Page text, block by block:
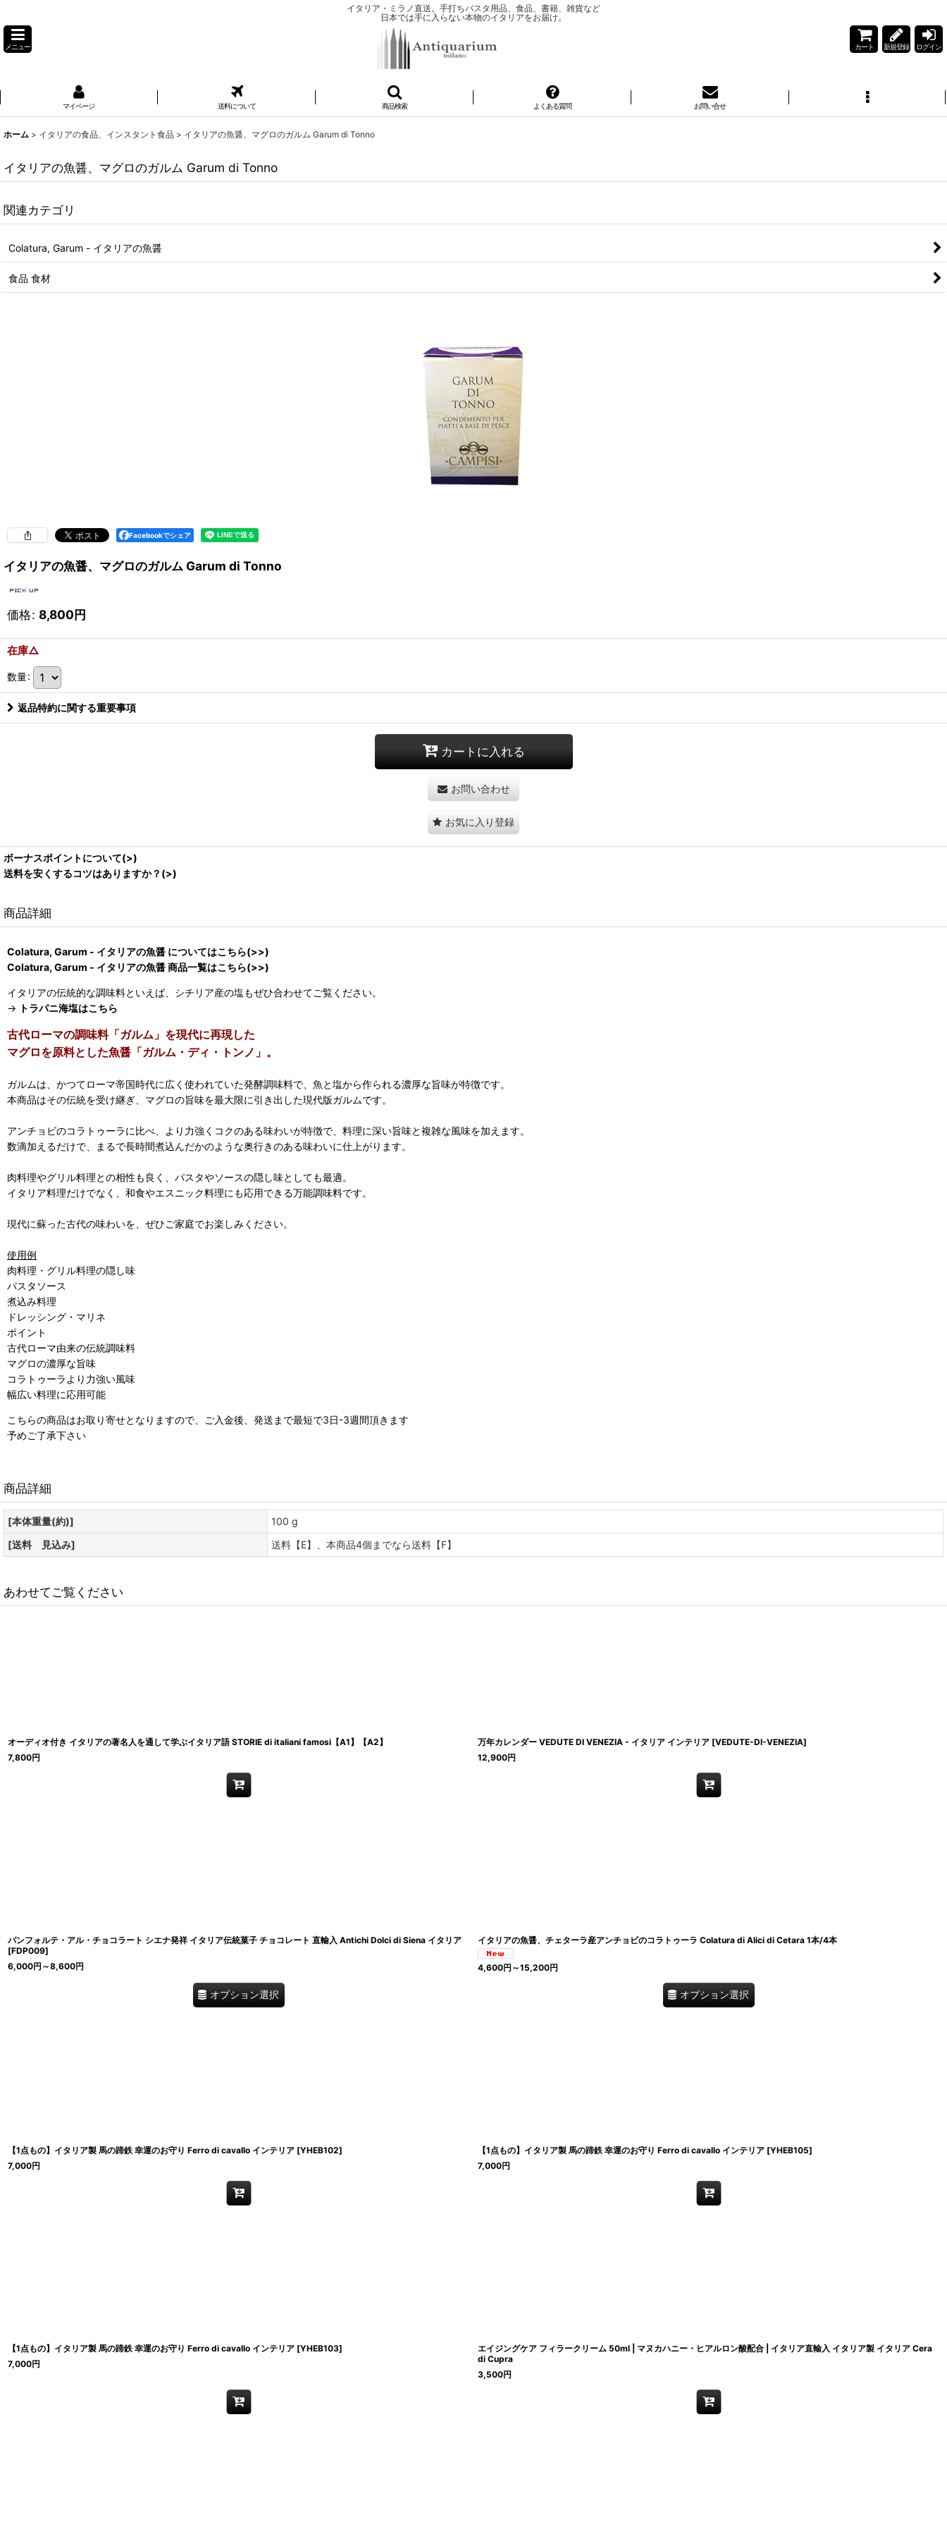
イタリア・ミラノ直送。手打ちパスタ用品、食品、書籍、雑貨など
日本では手に入らない本物のイタリアをお届け。
メニュー カート 新規登録 ログイン
マイページ 送料について 商品検索 よくある質問 お問い合せ
ホーム > イタリアの食品、インスタント食品 > イタリアの魚醤、マグロのガルム Garum di Tonno
イタリアの魚醤、マグロのガルム Garum di Tonno
関連カテゴリ
Colatura, Garum - イタリアの魚醤
食品 食材
Facebookでシェア
イタリアの魚醤、マグロのガルム Garum di Tonno
価格: 8,800円
在庫△
数量:
返品特約に関する重要事項
カートに入れる
お問い合わせ
お気に入り登録
ボーナスポイントについて(>)
送料を安くするコツはありますか？(>)
商品詳細
Colatura, Garum - イタリアの魚醤 についてはこちら(>>)
Colatura, Garum - イタリアの魚醤 商品一覧はこちら(>>)
イタリアの伝統的な調味料といえば、シチリア産の塩もぜひ合わせてご覧ください。
→ トラパニ海塩はこちら
古代ローマの調味料「ガルム」を現代に再現した
マグロを原料とした魚醤「ガルム・ディ・トンノ」。
ガルムは、かつてローマ帝国時代に広く使われていた発酵調味料で、魚と塩から作られる濃厚な旨味が特徴です。
本商品はその伝統を受け継ぎ、マグロの旨味を最大限に引き出した現代版ガルムです。
アンチョビのコラトゥーラに比べ、より力強くコクのある味わいが特徴で、料理に深い旨味と複雑な風味を加えます。
数滴加えるだけで、まるで長時間煮込んだかのような奥行きのある味わいに仕上がります。
肉料理やグリル料理との相性も良く、パスタやソースの隠し味としても最適。
イタリア料理だけでなく、和食やエスニック料理にも応用できる万能調味料です。
現代に蘇った古代の味わいを、ぜひご家庭でお楽しみください。
使用例
肉料理・グリル料理の隠し味
パスタソース
煮込み料理
ドレッシング・マリネ
ポイント
古代ローマ由来の伝統調味料
マグロの濃厚な旨味
コラトゥーラより力強い風味
幅広い料理に応用可能
こちらの商品はお取り寄せとなりますので、ご入金後、発送まで最短で3日-3週間頂きます
予めご了承下さい
商品詳細
[本体重量(約)]
100 g
[送料 見込み]
送料【E】、本商品4個までなら送料【F】
あわせてご覧ください
オーディオ付き イタリアの著名人を通して学ぶイタリア語 STORIE di italiani famosi【A1】【A2】
7,800円
万年カレンダー VEDUTE DI VENEZIA - イタリア インテリア [VEDUTE-DI-VENEZIA]
12,900円
パンフォルテ・アル・チョコラート シエナ発祥 イタリア伝統菓子 チョコレート 直輸入 Antichi Dolci di Siena イタリア
[FDP009]
6,000円 ～8,600円
オプション選択
イタリアの魚醤、チェターラ産アンチョビのコラトゥーラ Colatura di Alici di Cetara 1本/4本
4,600円 ～15,200円
オプション選択
【1点もの】イタリア製 馬の蹄鉄 幸運のお守り Ferro di cavallo インテリア [YHEB102]
7,000円
【1点もの】イタリア製 馬の蹄鉄 幸運のお守り Ferro di cavallo インテリア [YHEB105]
7,000円
【1点もの】イタリア製 馬の蹄鉄 幸運のお守り Ferro di cavallo インテリア [YHEB103]
7,000円
エイジングケア フィラークリーム 50ml | マヌカハニー・ヒアルロン酸配合 | イタリア直輸入 イタリア製 イタリア Cera
di Cupra
3,500円